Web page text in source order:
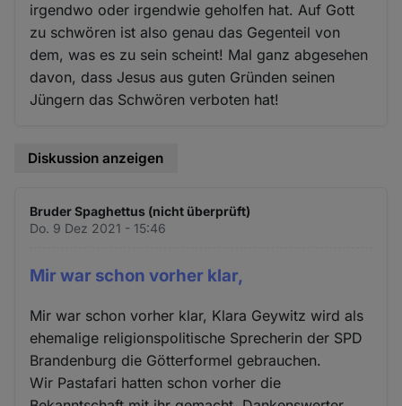
irgendwo oder irgendwie geholfen hat. Auf Gott
zu schwören ist also genau das Gegenteil von
dem, was es zu sein scheint! Mal ganz abgesehen
davon, dass Jesus aus guten Gründen seinen
Jüngern das Schwören verboten hat!
Diskussion anzeigen
Bruder Spaghettus (nicht überprüft)
Do. 9 Dez 2021 - 15:46
Mir war schon vorher klar,
Mir war schon vorher klar, Klara Geywitz wird als
ehemalige religionspolitische Sprecherin der SPD
Brandenburg die Götterformel gebrauchen.
Wir Pastafari hatten schon vorher die